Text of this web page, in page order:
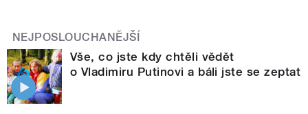
NEJPOSLOUCHANĚJŠÍ
Vše, co jste kdy chtěli vědět
o Vladimiru Putinovi a báli jste se zeptat